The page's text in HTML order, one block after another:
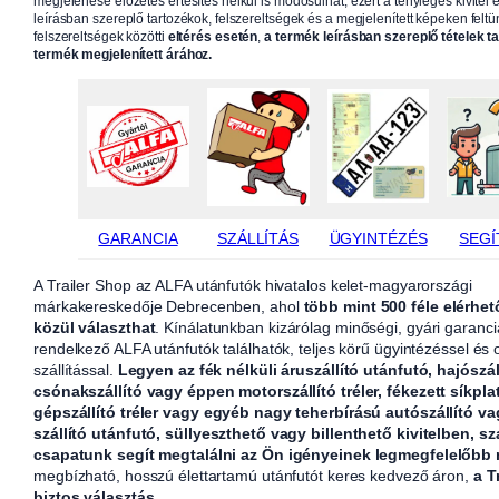
leírásban szereplő tartozékok, felszereltségek és a megjelenített képeken
felszereltségek közötti eltérés esetén ,a termék leírásban szereplő tételek
termék megjelenített árához.
GARANCIA SZÁLLÍTÁS ÜGYINTÉZÉS
A Trailer Shop az ALFA utánfutók hivatalos kelet-magyarországi
márkakereskedője Debrecenben, ahol több mint 500 féle
közül választhat. Kínálatunkban kizárólag minőségi, gyári
rendelkező ALFA utánfutók találhatók, teljes körű ügyintézéssel és
szállítással. Legyen az fék nélküli áruszállító utánfutó,
csónakszállító vagy éppen motorszállító tréler, fékezett
gépszállító tréler vagy egyéb nagy teherbírású autószállító
szállító utánfutó, süllyeszthető vagy billenthető kivitelben,
csapatunk segít megtalálni az Ön igényeinek legmegfelelőbb
megbízható, hosszú élettartamú utánfutót keres kedvező áron, a